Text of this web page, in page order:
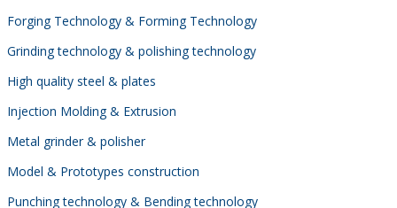
Forging Technology & Forming Technology
Grinding technology & polishing technology
High quality steel & plates
Injection Molding & Extrusion
Metal grinder & polisher
Model & Prototypes construction
Punching technology & Bending technology